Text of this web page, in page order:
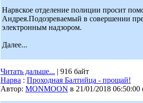
Нарвское отделение полиции просит
Андрея.Подозреваемый в совершении
электронным надзором.
Далее...
Читать дальше... | 916 байт
Нарва : Проходная Балтийца - прощай!
Автор: MONMOON в 21/01/2018 06:50:00